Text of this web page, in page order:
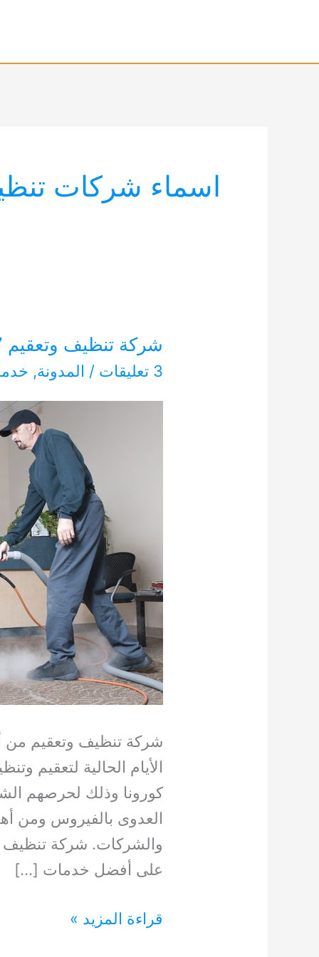
المحتوى
اسماء شركات
شركة تنظيف وتعقيم 0554948127
3 تعليقات / المدونة,
شركة تنظيف وتعقيم من
الأيام الحالية لتعقيم
كورونا وذلك لحرصهم
العدوى بالفيروس ومن
والشركات. شركة
على أفضل خدمات […]
شركة
قراءة المزيد »